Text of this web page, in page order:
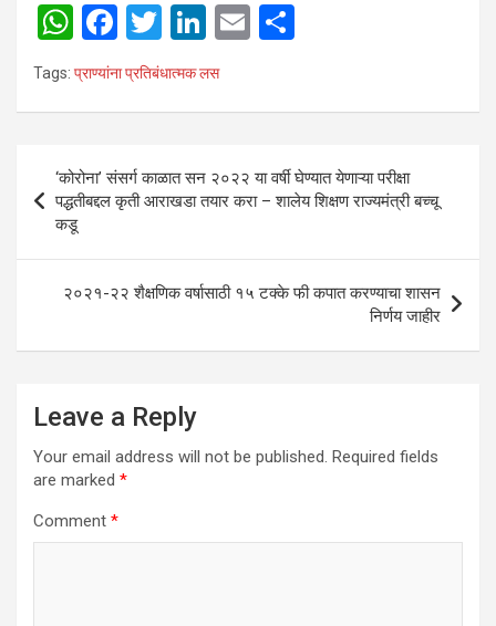
W
h
at
A
p
p
F
a
ce
o
o
T
wi
tt
Li
n
ke
n
E
Tags: प्राण्यांना प्रतिबंधात्मक लस
Post
navigation
‘कोरोना’ संसर्ग काळात सन २०२२ या वर्षी घेण्यात येणाऱ्या परीक्षा
पद्धतीबद्दल कृती आराखडा तयार करा – शालेय शिक्षण राज्यमंत्री बच्चू
कडू
२०२१-२२ शैक्षणिक वर्षासाठी १५ टक्के फी कपात करण्याचा शासन
निर्णय जाहीर
Leave a Reply
Your email address will not be published. Required fields
are marked *
Comment *